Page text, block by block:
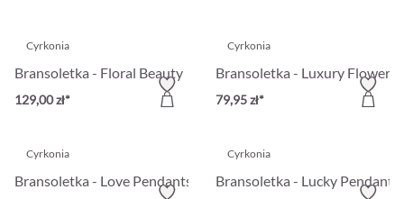
Cyrkonia
Bransoletka - Floral Beauty
129,00 zł*
Cyrkonia
Bransoletka - Luxury Flower
79,95 zł*
Cyrkonia
Bransoletka - Love Pendants
Cyrkonia
Bransoletka - Lucky Pendants